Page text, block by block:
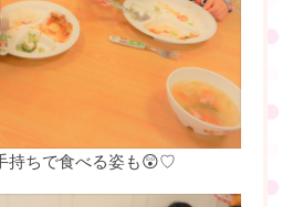
持ちで食べる姿も😲♡